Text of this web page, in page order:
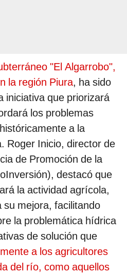
"El Algarrobo",
la región Piura, ha sido
iniciativa que priorizará
los problemas
a la
Roger Inicio, director de
de Promoción de la
destacó que
la actividad agrícola,
su mejora, facilitando
la problemática hídrica
de solución que
a los agricultores
del río, como aquellos